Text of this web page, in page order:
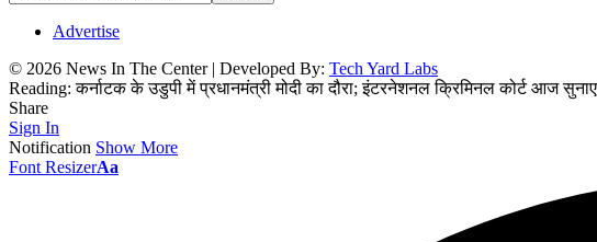
Advertise
© 2026 News In The Center | Developed By: Tech Yard Labs
Reading: कर्नाटक के उडुपी में प्रधानमंत्री मोदी का दौरा; इंटरनेशनल क्रिमिनल कोर्ट आज
Share
Sign In
Notification Show More
Font ResizerAa